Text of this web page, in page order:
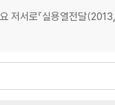
저서로『실용열전달